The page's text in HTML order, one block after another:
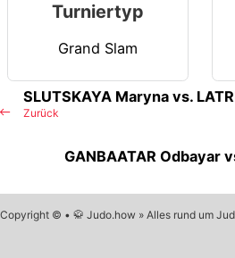
Turniertyp
Grand Slam
Zurück
SLUTSKAYA Maryna vs.
GANBAATAR Odbayar
Copyright © • 🥋 Judo.how » Alles rund um